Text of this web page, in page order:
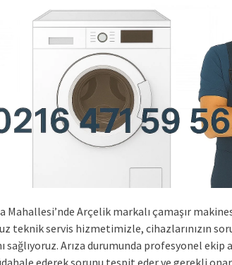
Mahallesi’nde Arçelik markalı çamaşır
teknik servis hizmetimizle, cihazlarınızın
sağlıyoruz. Arıza durumunda profesyonel ekip
ederek sorunu tespit eder ve gerekli